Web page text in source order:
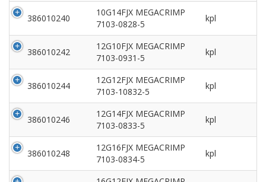
386010240
10G14FJX MEGACRIMP
7103-0828-5
kpl
386010242
12G10FJX MEGACRIMP
7103-0931-5
kpl
386010244
12G12FJX MEGACRIMP
7103-10832-5
kpl
386010246
12G14FJX MEGACRIMP
7103-0833-5
kpl
386010248
12G16FJX MEGACRIMP
7103-0834-5
kpl